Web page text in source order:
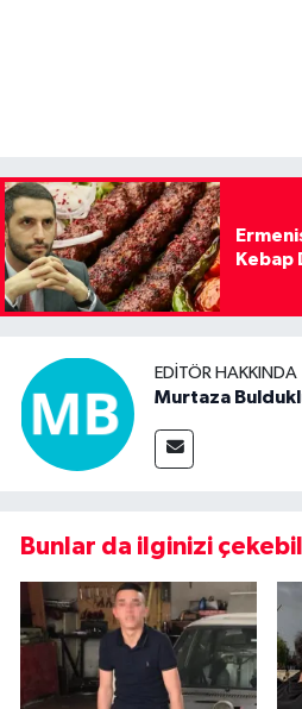
Kebap
EDITÖR HAKKINDA
Murtaza
Bunlar da ilginizi